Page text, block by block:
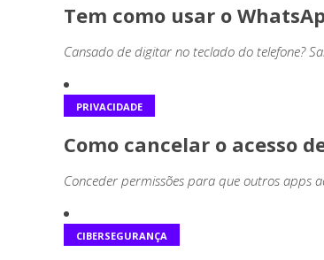
Tem como usar o
Cansado de digitar no teclado do telefone?
PRIVACIDADE
Como cancelar o acesso
Conceder permissões para que outros apps
CIBERSEGURANÇA